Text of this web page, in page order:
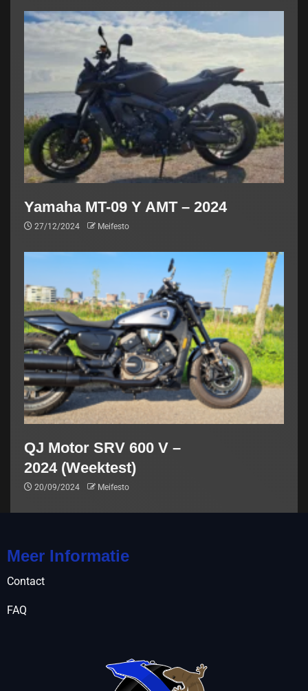
Yamaha MT-09 Y AMT – 2024
27/12/2024 Meifesto
QJ Motor SRV 600 V –
2024 (Weektest)
20/09/2024 Meifesto
Meer Informatie
Contact
FAQ